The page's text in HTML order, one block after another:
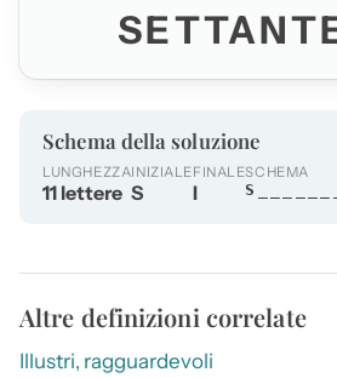
Schema della soluzione
LUNGHEZZA
11 lettere
INIZIALE
S
FINALE
I
SCHEMA
Altre definizioni correlate
Illustri, ragguardevoli